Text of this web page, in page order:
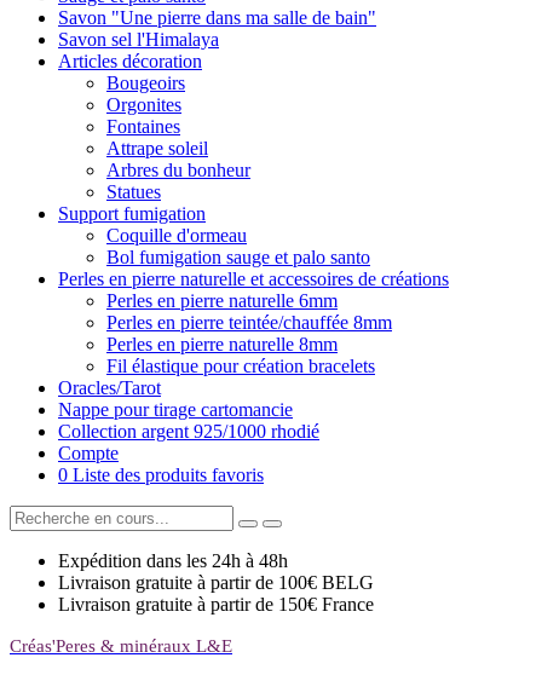
Savon "Une pierre dans ma salle de bain"
Savon sel l'Himalaya
Articles décoration
Bougeoirs
Orgonites
Fontaines
Attrape soleil
Arbres du bonheur
Statues
Support fumigation
Coquille d'ormeau
Bol fumigation sauge et palo santo
Perles en pierre naturelle et accessoires de créations
Perles en pierre naturelle 6mm
Perles en pierre teintée/chauffée 8mm
Perles en pierre naturelle 8mm
Fil élastique pour création bracelets
Oracles/Tarot
Nappe pour tirage cartomancie
Collection argent 925/1000 rhodié
Compte
0 Liste des produits favoris
Expédition dans les 24h à 48h
Livraison gratuite à partir de 100€ BELG
Livraison gratuite à partir de 150€ France
Créas'Peres & minéraux L&E